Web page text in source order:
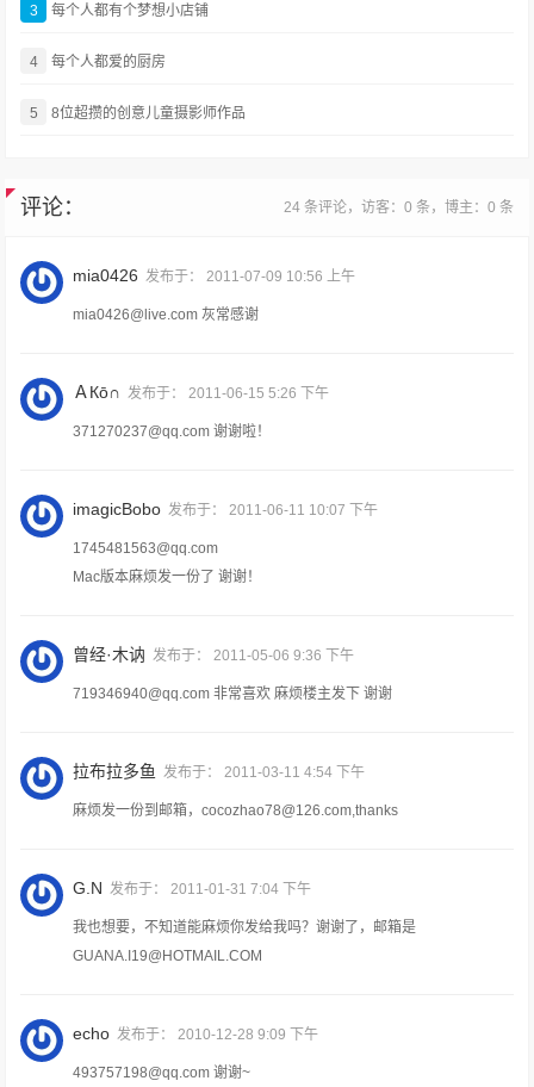
3 每个人都有个梦想小店铺
4 每个人都爱的厨房
5 8位超攒的创意儿童摄影师作品
评论： 24 条评论，访客：0 条，博主：0 条
mia0426 发布于： 2011-07-09 10:56 上午
mia0426@live.com 灰常感谢
ＡКō∩ 发布于： 2011-06-15 5:26 下午
371270237@qq.com 谢谢啦！
imagicBobo 发布于： 2011-06-11 10:07 下午
1745481563@qq.com
Mac版本麻烦发一份了 谢谢！
曾经·木讷 发布于： 2011-05-06 9:36 下午
719346940@qq.com 非常喜欢 麻烦楼主发下 谢谢
拉布拉多鱼 发布于： 2011-03-11 4:54 下午
麻烦发一份到邮箱，cocozhao78@126.com,thanks
G.N 发布于： 2011-01-31 7:04 下午
我也想要，不知道能麻烦你发给我吗？谢谢了，邮箱是
GUANA.I19@HOTMAIL.COM
echo 发布于： 2010-12-28 9:09 下午
493757198@qq.com 谢谢~